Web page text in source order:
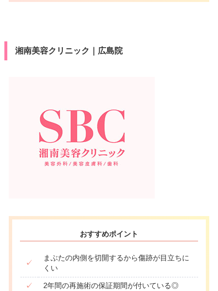
湘南美容クリニック｜広島院
おすすめポイント
✓
まぶたの内側を切開するから傷跡が目立ちに
くい
✓ 2年間の再施術の保証期間が付いている◎